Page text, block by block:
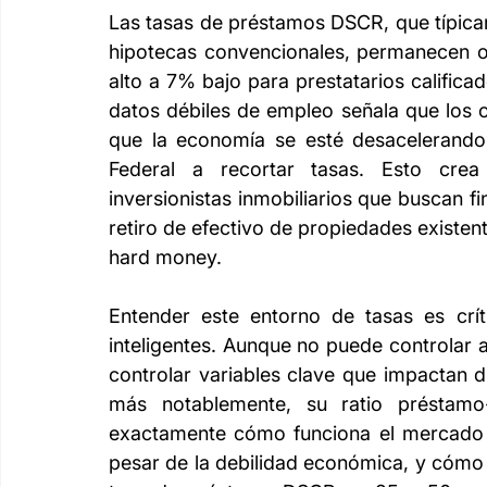
Las tasas de préstamos DSCR, que
hipotecas convencionales, permanecen
alto a 7% bajo para prestatarios
datos débiles de empleo señala que
que la economía se esté
Federal a recortar tasas. Esto
inversionistas inmobiliarios que buscan
retiro de efectivo de propiedades
hard money.
Entender este entorno de tasas es
inteligentes. Aunque no puede controlar
controlar variables clave que impactan
más notablemente, su ratio
exactamente cómo funciona el
pesar de la debilidad económica, y